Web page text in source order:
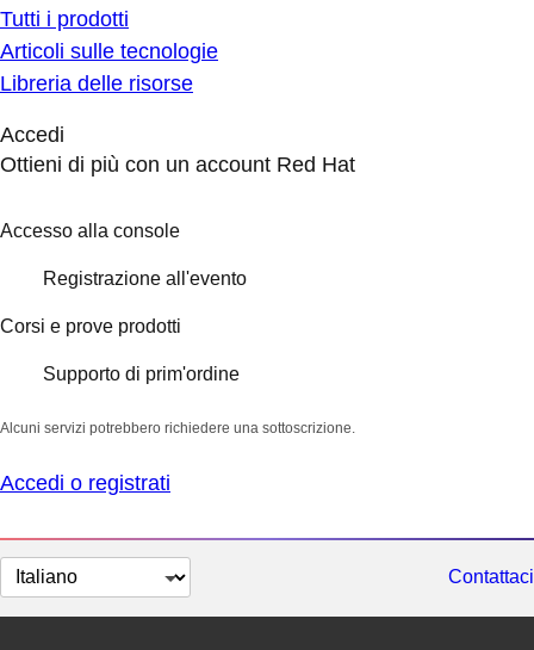
Tutti i prodotti
Articoli sulle tecnologie
Libreria delle risorse
Accedi
Ottieni di più con un account Red Hat
Accesso alla console
Registrazione all'evento
Corsi e prove prodotti
Supporto di prim'ordine
Alcuni servizi potrebbero richiedere una sottoscrizione.
Accedi o registrati
Cambia
lingua
Contattaci